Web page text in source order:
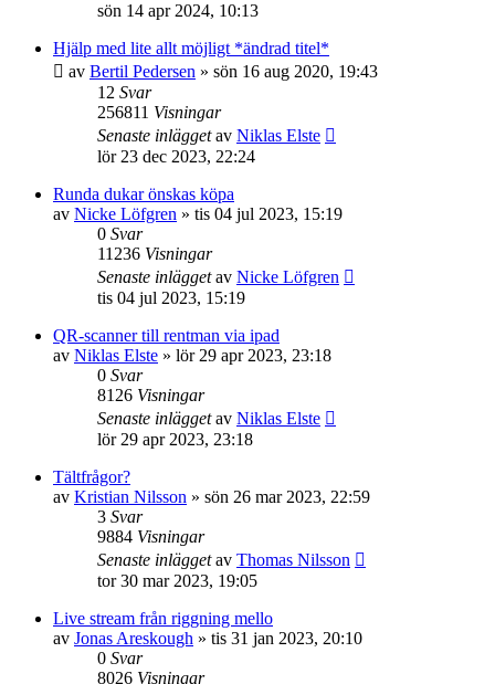
sön 14 apr 2024, 10:13
Hjälp med lite allt möjligt *ändrad titel*
av Bertil Pedersen » sön 16 aug 2020, 19:43
12 Svar
256811 Visningar
Senaste inläggetav Niklas Elste
lör 23 dec 2023, 22:24
Runda dukar önskas köpa
av Nicke Löfgren » tis 04 jul 2023, 15:19
0 Svar
11236 Visningar
Senaste inläggetav Nicke Löfgren
tis 04 jul 2023, 15:19
QR-scanner till rentman via ipad
av Niklas Elste » lör 29 apr 2023, 23:18
0 Svar
8126 Visningar
Senaste inläggetav Niklas Elste
lör 29 apr 2023, 23:18
Tältfrågor?
av Kristian Nilsson » sön 26 mar 2023, 22:59
3 Svar
9884 Visningar
Senaste inläggetav Thomas Nilsson
tor 30 mar 2023, 19:05
Live stream från riggning mello
av Jonas Areskough » tis 31 jan 2023, 20:10
0 Svar
8026 Visningar